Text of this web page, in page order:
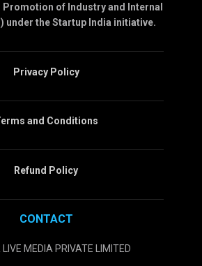
Promotion of Industry and Internal
under the Startup India initiative.
Privacy Policy
and Conditions
Refund Policy
CONTACT
LIVE MEDIA PRIVATE LIMITED